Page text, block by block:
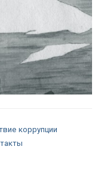
коррупции